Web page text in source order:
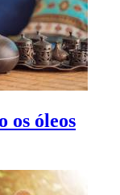
os óleos